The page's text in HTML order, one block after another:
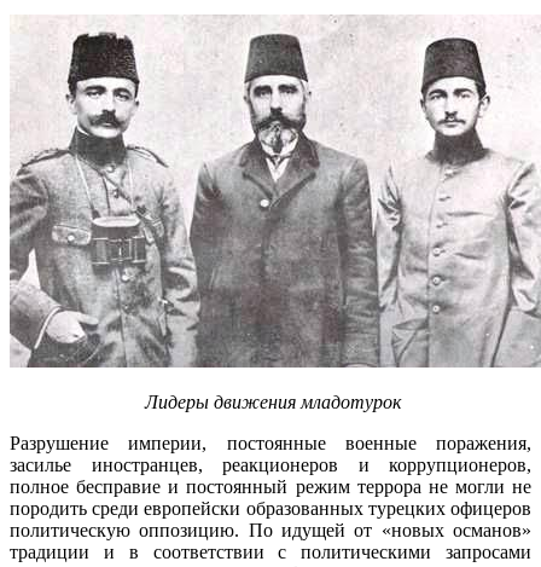
Лидеры движения младотурок
Разрушение империи, постоянные военные поражения,
засилье иностранцев, реакционеров и коррупционеров,
полное бесправие и постоянный режим террора не могли не
породить среди европейски образованных турецких офицеров
политическую оппозицию. По идущей от «новых османов»
традиции и в соответствии с политическими запросами